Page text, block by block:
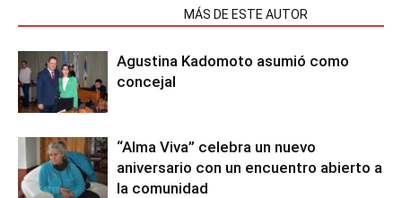
MÁS DE ESTE AUTOR
Agustina Kadomoto asumió como
concejal
“Alma Viva” celebra un nuevo
aniversario con un encuentro abierto a
la comunidad